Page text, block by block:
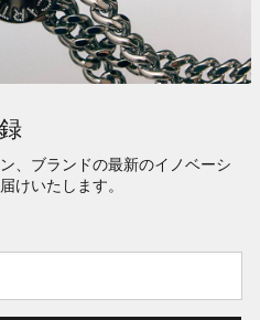
、ブランドの最新のイノベーシ
けいたします。